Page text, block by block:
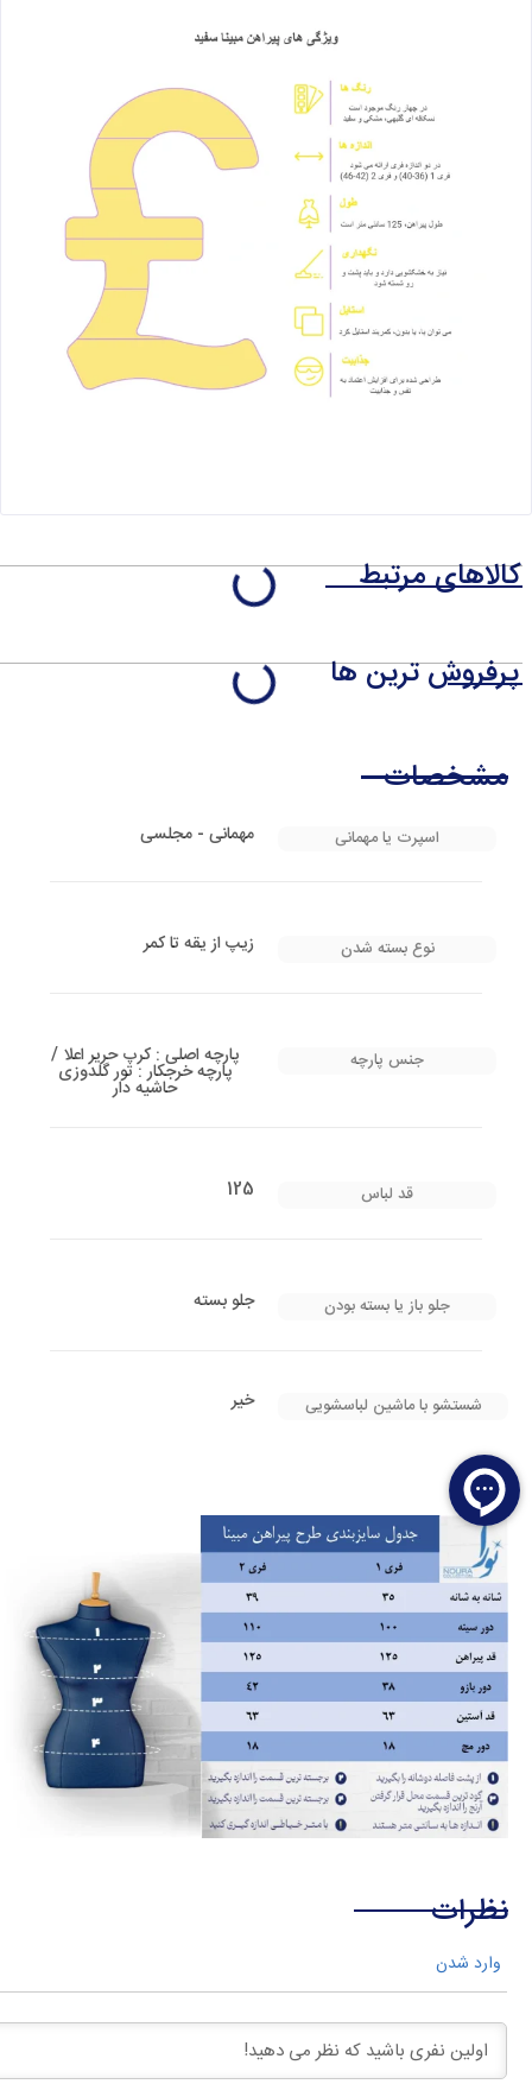
کالاهای مرتبط
پرفروش ترین ها
مشخصات
اسپرت یا مهمانی مهمانی - مجلسی
نوع بسته شدن زیپ از یقه تا کمر
جنس پارچه پارچه اصلی : کرپ حریر اعلا /
پارچه خرجکار : تور گلدوزی
حاشیه دار
قد لباس 125
جلو باز یا بسته بودن جلو بسته
شستشو با ماشین لباسشویی خیر
نظرات
وارد شدن